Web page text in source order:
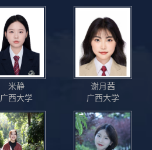
米静
广西大学
谢月茜
广西大学